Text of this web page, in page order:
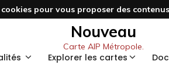
pour vous proposer des
Nouveau
Carte AIP Métropole.
Explorer les cartes